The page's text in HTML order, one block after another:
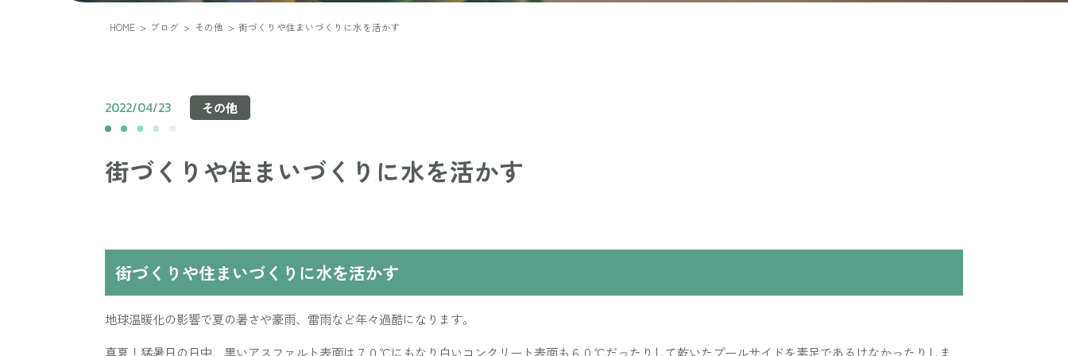
HOME > ブログ > その他 > 街づくりや住まいづくりに水を活かす
2022/04/23 その他
街づくりや住まいづくりに水を活かす
街づくりや住まいづくりに水を活かす
地球温暖化の影響で夏の暑さや豪雨、雷雨など年々過酷になります。
真夏！猛暑日の日中、黒いアスファルト表面は７０℃にもなり白いコンクリート表面も６０℃だったりして乾いたプールサイドを素足であるけなかったりしま